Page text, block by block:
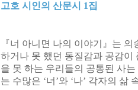
고호 시인의 산문시 1집
『너 아니면 나의 이야기 』는 의
하거나 못 했던 동질감과 공감이
을 못 하는 우리들의 공통된 사
는 수많은 ‘너 ’와 ‘나’ 각자의 삶